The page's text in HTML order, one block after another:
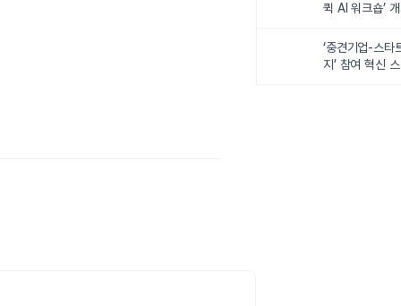
퀵 AI 워크숍’
‘중견기업-스타
지’ 참여 혁신